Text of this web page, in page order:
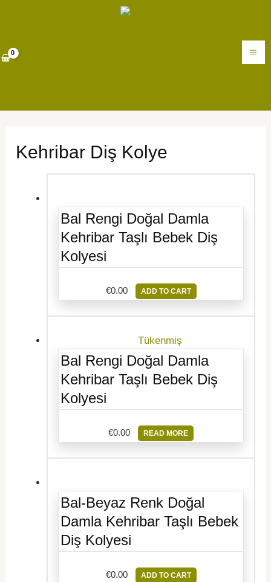
Kehribar Diş Kolye
Bal Rengi Doğal Damla
Kehribar Taşlı Bebek Diş
Kolyesi
€0.00 ADD TO CART
Tükenmiş
Bal Rengi Doğal Damla
Kehribar Taşlı Bebek Diş
Kolyesi
€0.00 READ MORE
Bal-Beyaz Renk Doğal
Damla Kehribar Taşlı Bebek
Diş Kolyesi
€0.00 ADD TO CART